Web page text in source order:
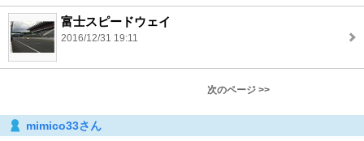
富士スピードウェイ
2016/12/31 19:11
次のページ >>
mimico33さん